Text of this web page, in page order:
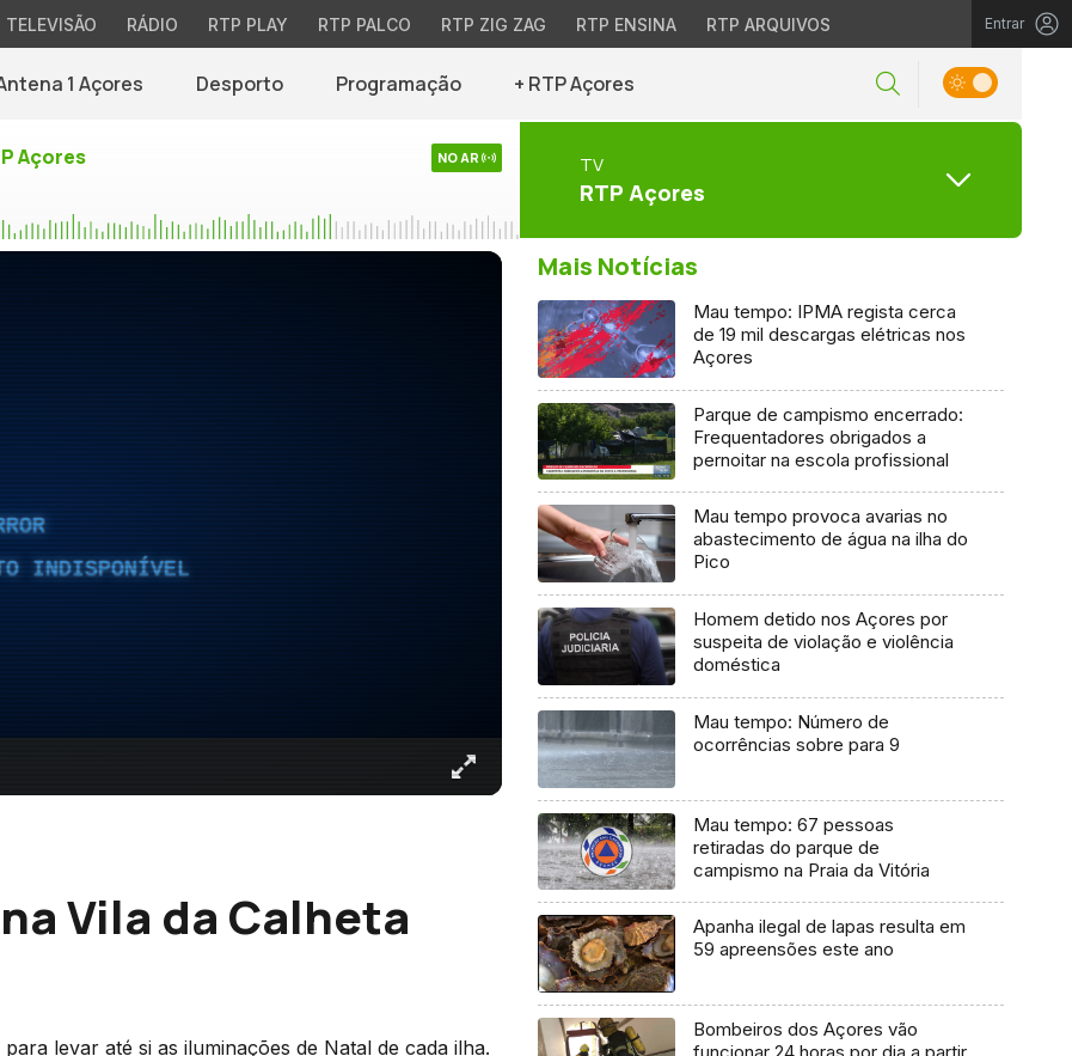
TELEVISÃO RÁDIO RTP PLAY RTP PALCO RTP ZIG ZAG RTP ENSINA RTP ARQUIVOS Entrar
1 Açores Desporto Programação + RTP Açores
Açores NO AR TV
RTP Açores
INDISPONÍVEL
Vila da Calheta
levar até si as iluminações de Natal de cada ilha.
Mais Notícias
Mau tempo: IPMA regista cerca
de 19 mil descargas elétricas nos
Açores
Parque de campismo encerrado:
Frequentadores obrigados a
pernoitar na escola profissional
Mau tempo provoca avarias no
abastecimento de água na ilha do
Pico
Homem detido nos Açores por
suspeita de violação e violência
doméstica
Mau tempo: Número de
ocorrências sobre para 9
Mau tempo: 67 pessoas
retiradas do parque de
campismo na Praia da Vitória
Apanha ilegal de lapas resulta em
59 apreensões este ano
Bombeiros dos Açores vão